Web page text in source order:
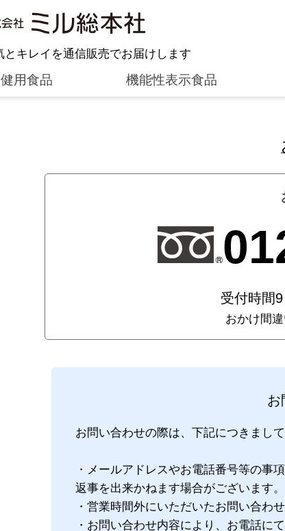
とキレイを通信販売でお届けします
用食品 機能性表示食品
受付時間
おかけ間
お
お問い合わせの際は、下記につきまし
・メールアドレスやお電話番号等の事
返事を出来かねます場合がございます。
・営業時間外にいただいたお問い合わ
・お問い合わせ内容により、お電話に